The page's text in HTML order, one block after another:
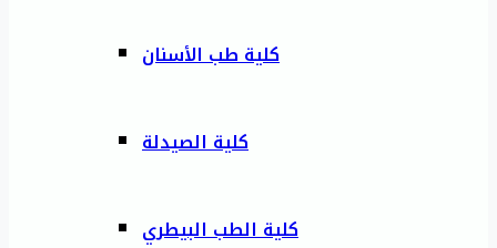
كلية طب الأسنان
كلية الصيدلة
كلية الطب البيطري